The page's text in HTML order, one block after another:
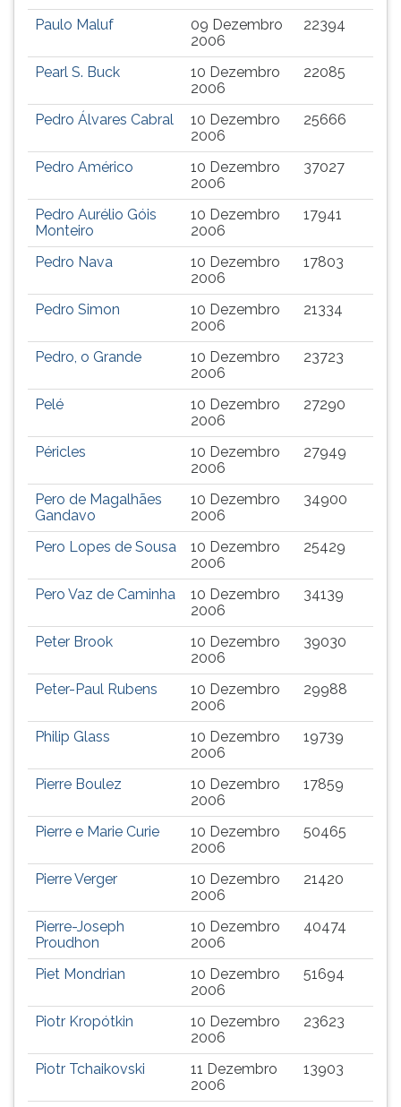
Paulo Maluf
09 Dezembro
2006
22394
Pearl S. Buck
10 Dezembro
2006
22085
Pedro Álvares Cabral
10 Dezembro
2006
25666
Pedro Américo
10 Dezembro
2006
37027
Pedro Aurélio Góis
Monteiro
10 Dezembro
2006
17941
Pedro Nava
10 Dezembro
2006
17803
Pedro Simon
10 Dezembro
2006
21334
Pedro, o Grande
10 Dezembro
2006
23723
Pelé
10 Dezembro
2006
27290
Péricles
10 Dezembro
2006
27949
Pero de Magalhães
Gandavo
10 Dezembro
2006
34900
Pero Lopes de Sousa
10 Dezembro
2006
25429
Pero Vaz de Caminha
10 Dezembro
2006
34139
Peter Brook
10 Dezembro
2006
39030
Peter-Paul Rubens
10 Dezembro
2006
29988
Philip Glass
10 Dezembro
2006
19739
Pierre Boulez
10 Dezembro
2006
17859
Pierre e Marie Curie
10 Dezembro
2006
50465
Pierre Verger
10 Dezembro
2006
21420
Pierre-Joseph
Proudhon
10 Dezembro
2006
40474
Piet Mondrian
10 Dezembro
2006
51694
Piotr Kropótkin
10 Dezembro
2006
23623
Piotr Tchaikovski
11 Dezembro
2006
13903